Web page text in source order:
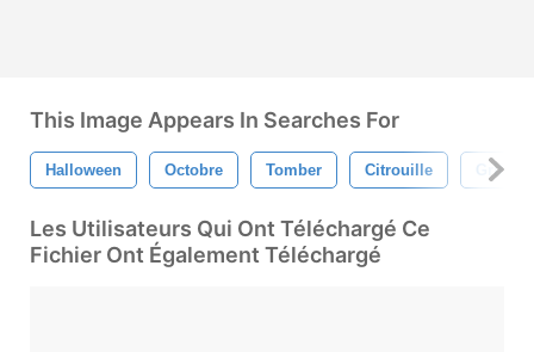
This Image Appears In Searches For
Halloween Octobre Tomber Citrouille
Les Utilisateurs Qui Ont Téléchargé Ce
Fichier Ont Également Téléchargé